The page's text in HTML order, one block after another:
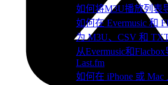
如何将M3U播放列表
如何在 Evermusic 和
为 M3U、CSV 和
从Evermusic和
Last.fm
如何在 iPhone 或